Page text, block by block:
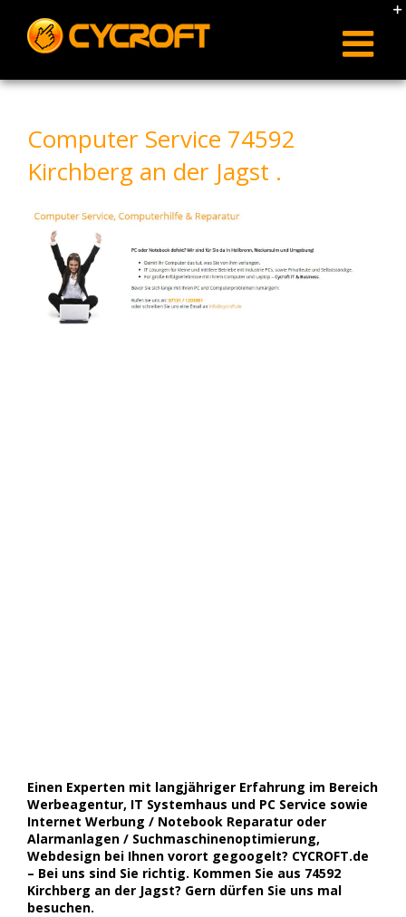
content
Computer Service 74592
Kirchberg an der Jagst .
Einen Experten mit langjähriger Erfahrung im Bereich
Werbeagentur, IT Systemhaus und PC Service sowie
Internet Werbung / Notebook Reparatur oder
Alarmanlagen / Suchmaschinenoptimierung,
Webdesign bei Ihnen vorort gegoogelt? CYCROFT.de
– Bei uns sind Sie richtig. Kommen Sie aus 74592
Kirchberg an der Jagst? Gern dürfen Sie uns mal
besuchen.